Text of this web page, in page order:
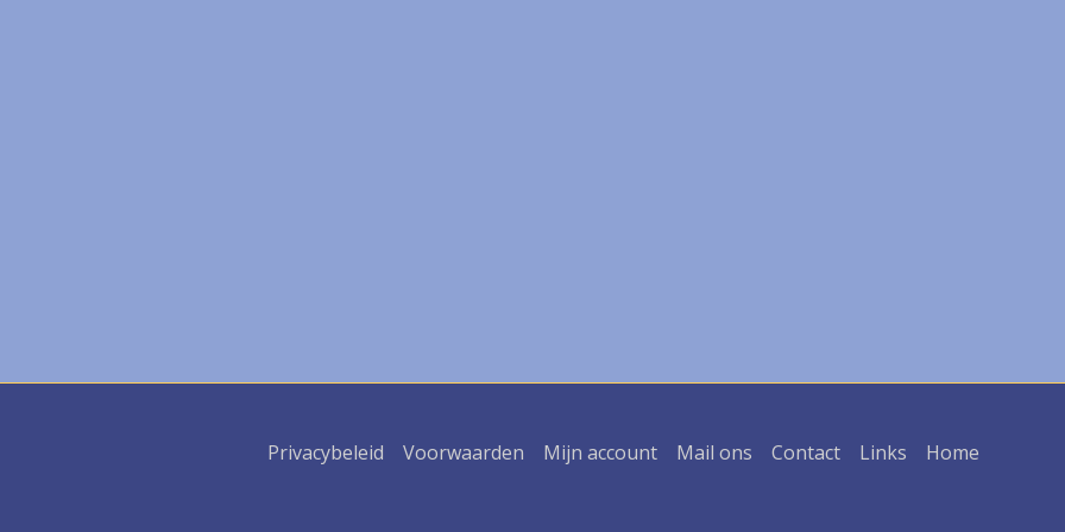
Privacybeleid Voorwaarden Mijn account Mail ons Contact Links Home